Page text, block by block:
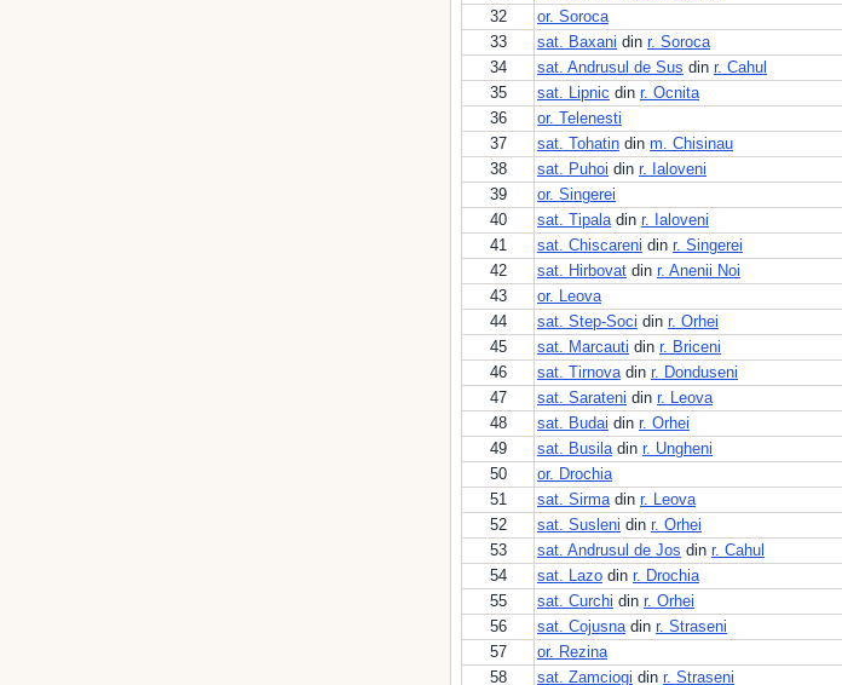
32
or. Soroca
33
sat. Baxani din r. Soroca
34
sat. Andrusul de Sus din r. Cahul
35
sat. Lipnic din r. Ocnita
36
or. Telenesti
37
sat. Tohatin din m. Chisinau
38
sat. Puhoi din r. Ialoveni
39
or. Singerei
40
sat. Tipaladin r. Ialoveni
41
sat. Chiscareni din r. Singerei
42
sat. Hirbovat din r. Anenii Noi
43
or. Leova
44
sat. Step-Soci din r. Orhei
45
sat. Marcauti din r. Briceni
46
sat. Tirnovadin r. Donduseni
47
sat. Sarateni din r. Leova
48
sat. Budai din r. Orhei
49
sat. Busiladin r. Ungheni
50
or. Drochia
51
sat. Sirmadin r. Leova
52
sat. Susleni din r. Orhei
53
sat. Andrusul de Jos din r. Cahul
54
sat. Lazo din r. Drochia
55
sat. Curchi din r. Orhei
56
sat. Cojusnadin r. Straseni
57
or. Rezina
58
sat. Zamciogi din r. Straseni